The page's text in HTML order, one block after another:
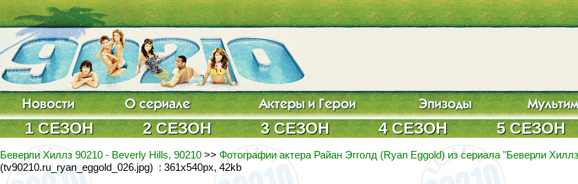
1 СЕЗОН 2 СЕЗОН 3 СЕЗОН 4 СЕЗОН 5 СЕЗОН
Беверли Хиллз 90210 - Beverly Hills, 90210 >> Фотографии актера Райан Эгголд (Ryan Eggold) из сериала "Беверли
(tv90210.ru_ryan_eggold_026.jpg) : 361x540px, 42kb